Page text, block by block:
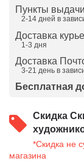
Пункты выдачи
2-14 дней в
Доставка
1-3 дня
Доставка
3-21 день в
Бесплатная
Скидка
*Скидка не
магазина